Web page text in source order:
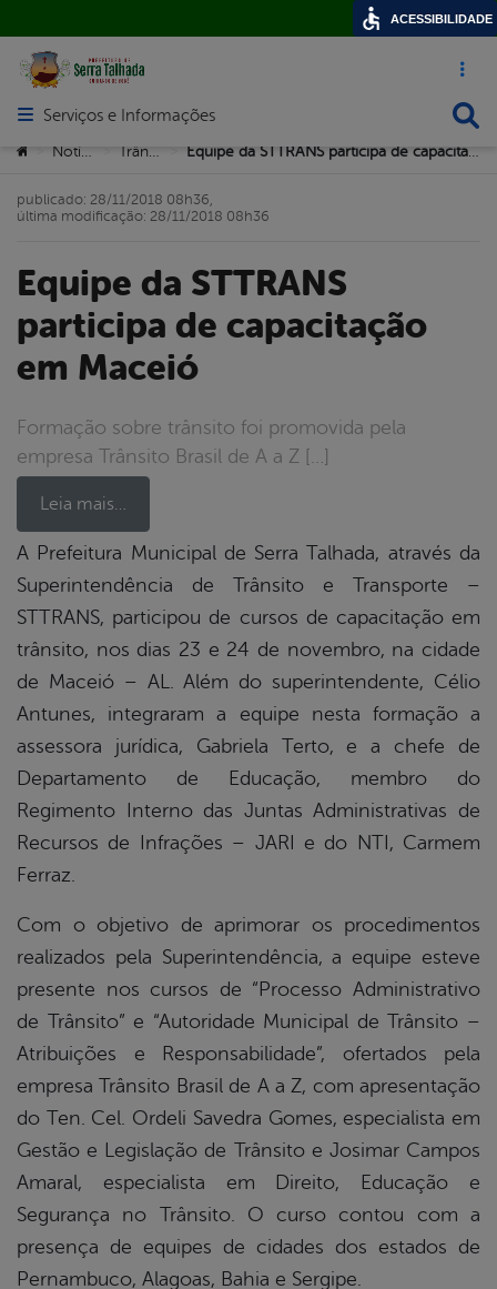
Acesso
Abrir menu principal de navegação
Serviços e Informações
Você está aqui:
> Notícias > Equipe da STTRANS participa de capacitação em Maceió
Equipe da STTRANS
participa de capacitação
em Maceió
Formação sobre trânsito foi promovida pela
empresa Trânsito Brasil de A a Z […]
Leia mais…
publicado: 28/11/2018 08h36,
última modificação: 28/11/2018 08h36
A Prefeitura Municipal de Serra Talhada, através da
Superintendência de Trânsito e Transporte –
STTRANS, participou de cursos de capacitação em
trânsito, nos dias 23 e 24 de novembro, na cidade
de Maceió – AL. Além do superintendente, Célio
Antunes, integraram a equipe nesta formação a
assessora jurídica, Gabriela Terto, e a chefe de
Departamento de Educação, membro do
Regimento Interno das Juntas Administrativas de
Recursos de Infrações – JARI e do NTI, Carmem
Ferraz.
Com o objetivo de aprimorar os procedimentos
realizados pela Superintendência, a equipe esteve
presente nos cursos de “Processo Administrativo
de Trânsito” e “Autoridade Municipal de Trânsito –
Atribuições e Responsabilidade”, ofertados pela
empresa Trânsito Brasil de A a Z, com apresentação
do Ten. Cel. Ordeli Savedra Gomes, especialista em
Gestão e Legislação de Trânsito e Josimar Campos
Amaral, especialista em Direito, Educação e
Segurança no Trânsito. O curso contou com a
presença de equipes de cidades dos estados de
Pernambuco, Alagoas, Bahia e Sergipe.
ACESSIBILIDADE